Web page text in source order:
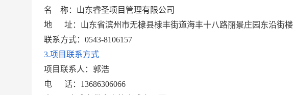
名
称： 山东睿圣项目管理有限公司
地
址： 山东省滨州市无棣县棣丰街道海丰十八路丽景庄园东沿街楼
联系方式： 0543-8106157
3.项目联系方式
项目联系人： 郭浩
电
话： 13686306066